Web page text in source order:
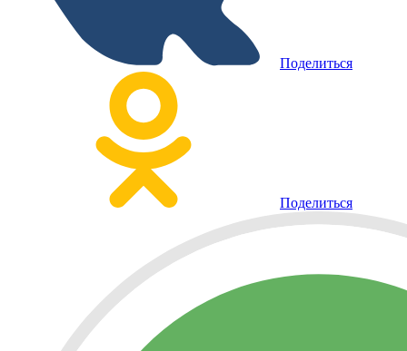
Поделиться
Поделиться